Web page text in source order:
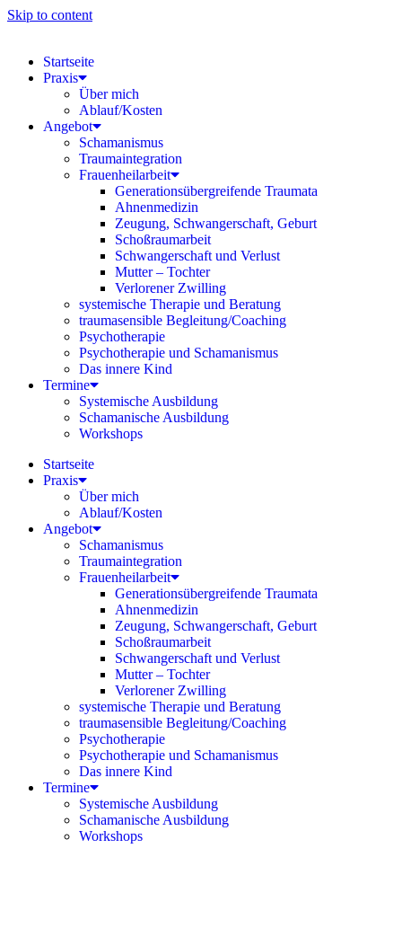
Skip to content
Startseite
Praxis
Über mich
Ablauf/Kosten
Angebot
Schamanismus
Traumaintegration
Frauenheilarbeit
Generationsübergreifende Traumata
Ahnenmedizin
Zeugung, Schwangerschaft, Geburt
Schoßraumarbeit
Schwangerschaft und Verlust
Mutter – Tochter
Verlorener Zwilling
systemische Therapie und Beratung
traumasensible Begleitung/Coaching
Psychotherapie
Psychotherapie und Schamanismus
Das innere Kind
Termine
Systemische Ausbildung
Schamanische Ausbildung
Workshops
Startseite
Praxis
Über mich
Ablauf/Kosten
Angebot
Schamanismus
Traumaintegration
Frauenheilarbeit
Generationsübergreifende Traumata
Ahnenmedizin
Zeugung, Schwangerschaft, Geburt
Schoßraumarbeit
Schwangerschaft und Verlust
Mutter – Tochter
Verlorener Zwilling
systemische Therapie und Beratung
traumasensible Begleitung/Coaching
Psychotherapie
Psychotherapie und Schamanismus
Das innere Kind
Termine
Systemische Ausbildung
Schamanische Ausbildung
Workshops